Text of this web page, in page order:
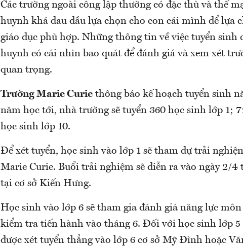
Các trường ngoài công lập thường có đặc thù và thế
huynh khá đau đầu lựa chọn cho con cái mình để lựa
giáo dục phù hợp. Những thông tin về việc tuyển sinh
huynh có cái nhìn bao quát để đánh giá và xem xét
quan trọng.
Trường Marie Curie thông báo kế hoạch tuyển sinh
năm học tới, nhà trường sẽ tuyển 360 học sinh lớp 1;
học sinh lớp 10.
Để xét tuyển, học sinh vào lớp 1 sẽ tham dự trải
Marie Curie. Buổi trải nghiệm sẽ diễn ra vào ngày 2/
tại cơ sở Kiến Hưng.
Học sinh vào lớp 6 sẽ tham gia đánh giá năng lực
kiểm tra tiến hành vào tháng 6. Đối với học sinh lớp
được xét tuyển thẳng vào lớp 6 cơ sở Mỹ Đình hoặc